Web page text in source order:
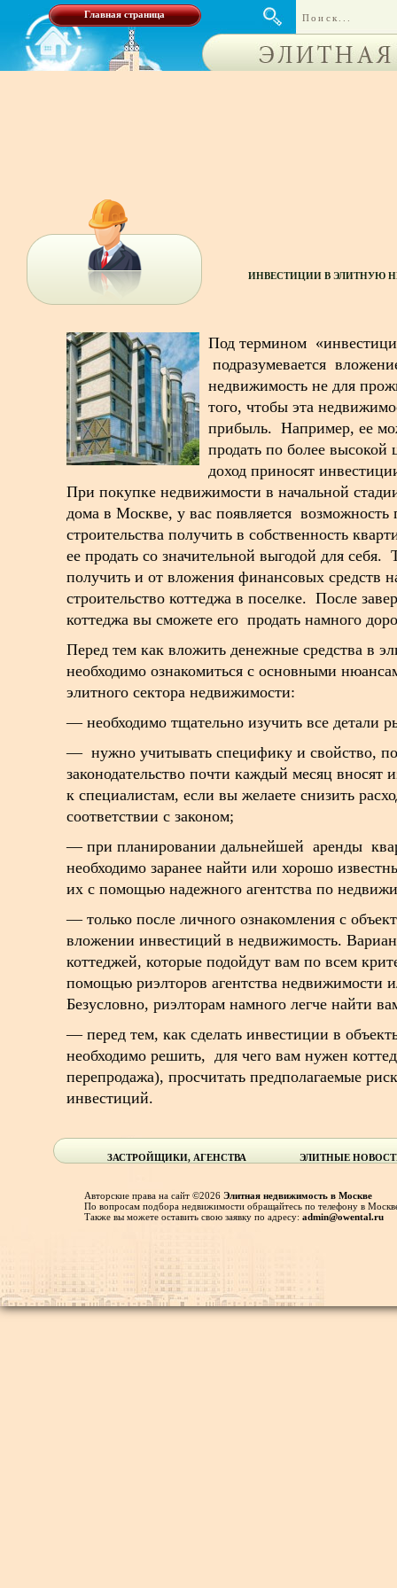
Главная страница
ИНВЕСТИЦИИ В ЭЛИТНУЮ
Под термином
подразумевается
недвижимость не для
того, чтобы эта
прибыль. Например, ее
продать по более высокой
доход приносят
При покупке недвижимости в начальной
дома в Москве, у вас появляется возможность
строительства получить в собственность
ее продать со значительной выгодой для
получить и от вложения финансовых средств
строительство коттеджа в поселке. После
коттеджа вы сможете его продать намного
Перед тем как вложить денежные средства в
необходимо ознакомиться с основными
элитного сектора недвижимости:
— необходимо тщательно изучить все детали
— нужно учитывать специфику и свойство,
законодательство почти каждый месяц вносят
к специалистам, если вы желаете снизить
соответствии с законом;
— при планировании дальнейшей аренды
необходимо заранее найти или хорошо
их с помощью надежного агентства по
— только после личного ознакомления с
вложении инвестиций в недвижимость.
коттеджей, которые подойдут вам по всем
помощью риэлторов агентства недвижимости
Безусловно, риэлторам намного легче найти
— перед тем, как сделать инвестиции в
необходимо решить, для чего вам нужен
перепродажа), просчитать предполагаемые
инвестиций.
ЗАСТРОЙЩИКИ, АГЕНСТВА ЭЛИТНЫЕ
Авторские права на сайт ©2026 Элитная недвижимость в Москве
По вопросам подбора недвижимости обращайтесь по телефону в
Также вы можете оставить свою заявку по адресу: admin@owental.ru